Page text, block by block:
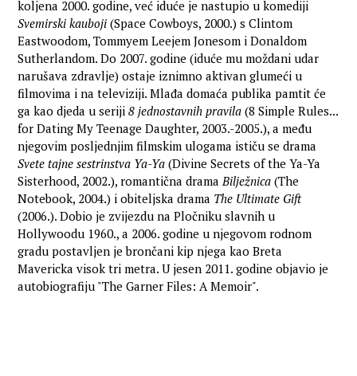
koljena 2000. godine, već iduće je nastupio u komediji
Svemirski kauboji (Space Cowboys, 2000.) s Clintom
Eastwoodom, Tommyem Leejem Jonesom i Donaldom
Sutherlandom. Do 2007. godine (iduće mu moždani udar
narušava zdravlje) ostaje iznimno aktivan glumeći u
filmovima i na televiziji. Mlađa domaća publika pamtit će
ga kao djeda u seriji8 jednostavnih pravila (8 Simple Rules...
for Dating My Teenage Daughter, 2003.-2005.), a među
njegovim posljednjim filmskim ulogama ističu se drama
Svete tajne sestrinstva Ya-Ya (Divine Secrets of the Ya-Ya
Sisterhood, 2002.), romantična dramaBilježnica (The
Notebook, 2004.) i obiteljska drama The Ultimate Gift
(2006.). Dobio je zvijezdu na Pločniku slavnih u
Hollywoodu 1960., a 2006. godine u njegovom rodnom
gradu postavljen je brončani kip njega kao Breta
Mavericka visok tri metra. U jesen 2011. godine objavio je
autobiografiju "The Garner Files: A Memoir".